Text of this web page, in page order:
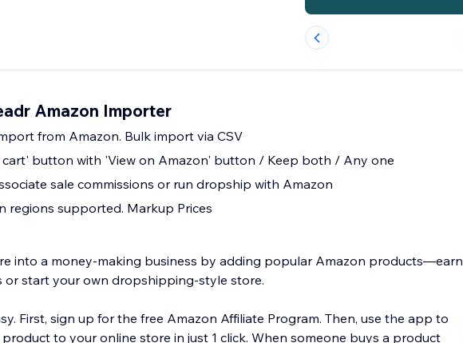
Amazon Importer
from Amazon. Bulk import via CSV
cart' button with 'View on Amazon' button / Keep both / Any one
sale commissions or run dropship with Amazon
regions supported. Markup Prices
into a money-making business by adding popular Amazon products—earn
or start your own dropshipping-style store.
First, sign up for the free Amazon Affiliate Program. Then, use the app to
to your online store in just 1 click. When someone buys a product